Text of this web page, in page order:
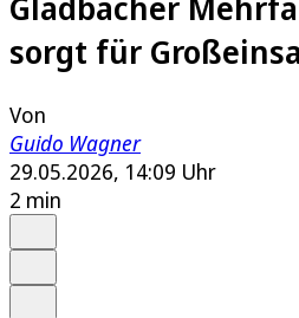
sorgt für
Von
Guido Wagner
29.05.2026, 14:09 Uhr
2 min